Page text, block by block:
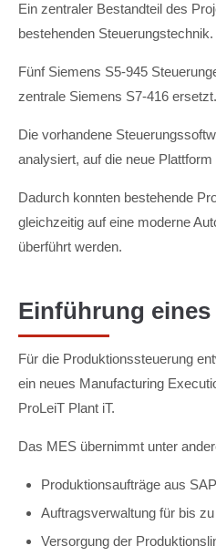
Ein zentraler Bestandteil des
bestehenden Steuerungstechnik.
Fünf Siemens S5-945
zentrale Siemens S7-416 ersetzt.
Die vorhandene
analysiert, auf die neue
Dadurch konnten bestehende
gleichzeitig auf eine moderne
überführt werden.
Einführung eines
Für die Produktionssteuerung
ein neues Manufacturing
ProLeiT Plant iT.
Das MES übernimmt unter
Produktionsaufträge aus SAP
Auftragsverwaltung für bis
Versorgung der